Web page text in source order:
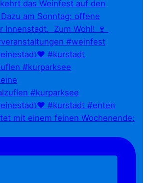
#kurparksee
mit einem feinen Wochenende: